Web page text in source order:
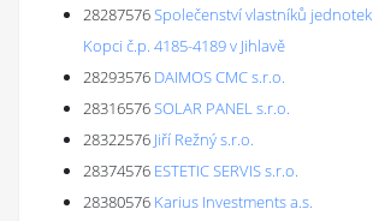
28287576Společenství vlastníků
Kopci č.p. 4185-4189 v Jihlavě
28293576 DAIMOS CMC s.r.o.
28316576SOLAR PANEL s.r.o.
28322576 Jiří Režný s.r.o.
28374576 ESTETIC SERVIS s.r.o.
28380576 Karius Investments a.s.